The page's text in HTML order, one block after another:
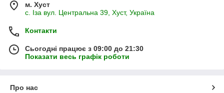
м. Хуст
с. Іза вул. Центральна 39, Хуст, Україна
Контакти
Сьогодні працює з 09:00 до 21:30
Показати весь графік роботи
Про нас